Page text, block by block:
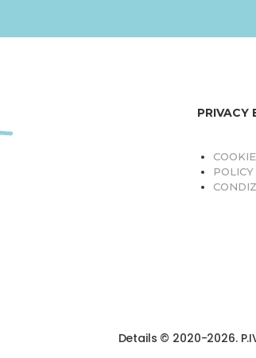
PRIVACY
Details © 2020-2026.